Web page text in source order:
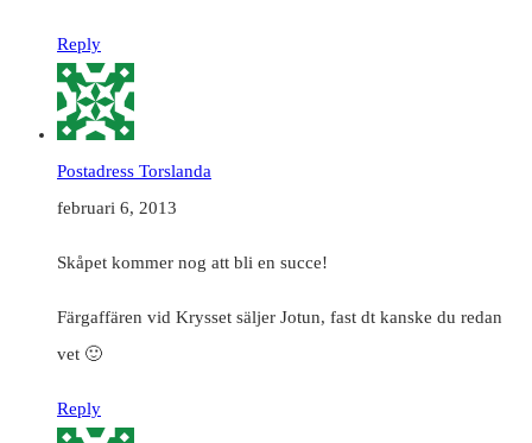
Reply
Postadress Torslanda
februari 6, 2013
Skåpet kommer nog att bli en succe!
Färgaffären vid Krysset säljer Jotun, fast dt kanske du redan
vet 🙂
Reply